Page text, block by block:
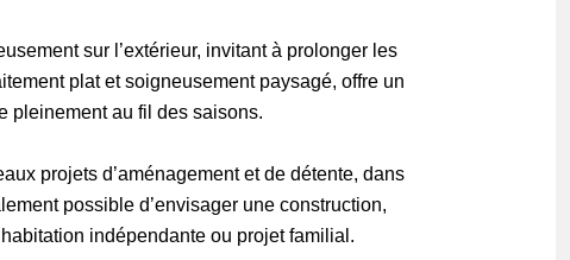
sur l’extérieur, invitant à prolonger les
plat et soigneusement paysagé, offre un
pleinement au fil des saisons.
projets d’aménagement et de détente, dans
possible d’envisager une construction,
indépendante ou projet familial.